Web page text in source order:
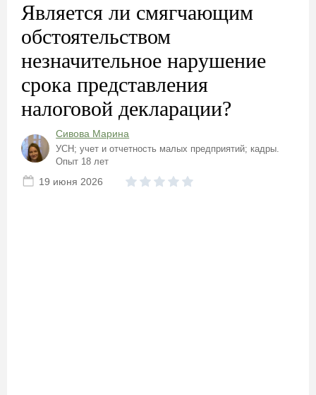
Является ли смягчающим
обстоятельством
незначительное нарушение
срока представления
налоговой декларации?
Сивова Марина
УСН; учет и отчетность малых предприятий; кадры.
Опыт 18 лет
19 июня 2026